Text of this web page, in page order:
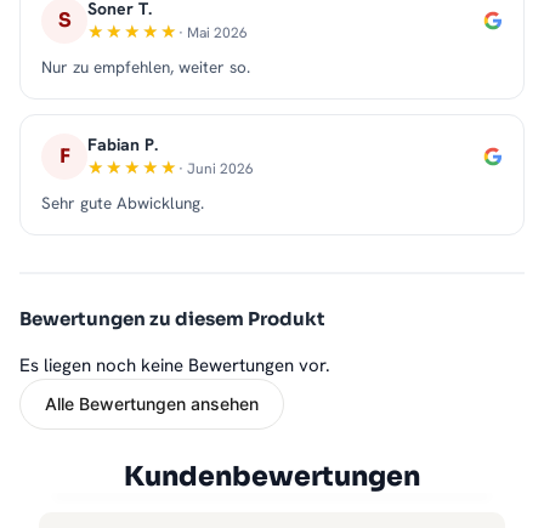
S Soner T.
· Mai 2026
Nur zu empfehlen, weiter so.
F Fabian P.
· Juni 2026
Sehr gute Abwicklung.
Bewertungen zu diesem Produkt
Es liegen noch keine Bewertungen vor.
Alle Bewertungen ansehen
Kundenbewertungen